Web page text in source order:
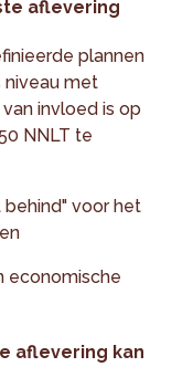
aflevering
plannen
niveau met
invloed is op
NNLT te
voor het
economische
aflevering kan